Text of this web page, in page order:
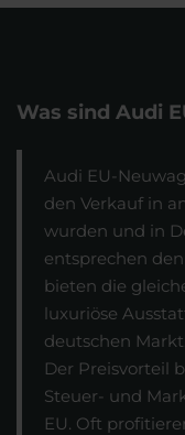
Was sind Audi
Audi EU-
den Verkauf in
wurden und in
entsprechen
bieten die
luxuriöse
deutschen Markt.
Der Preisvorteil
Steuer- und
EU. Oft